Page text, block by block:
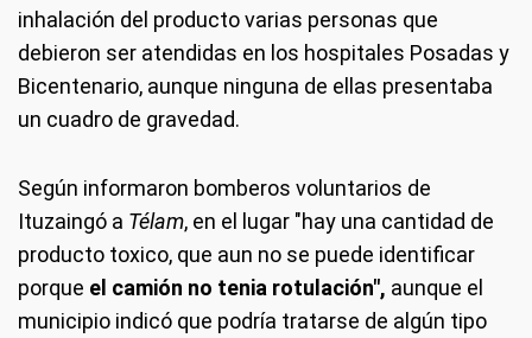
inhalación del producto varias personas que
debieron ser atendidas en los hospitales Posadas y
Bicentenario, aunque ninguna de ellas presentaba
un cuadro de gravedad.
Según informaron bomberos voluntarios de
Ituzaingó a Télam, en el lugar "hay una cantidad de
producto toxico, que aun no se puede identificar
porque el camión no tenia rotulación", aunque el
municipio indicó que podría tratarse de algún tipo